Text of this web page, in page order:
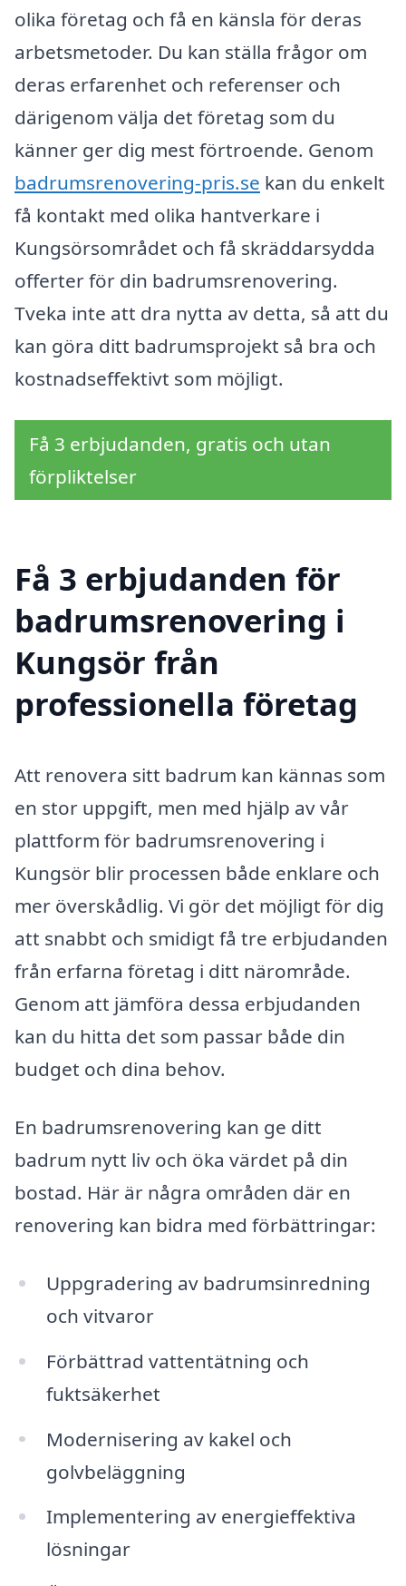
olika företag och få en känsla för deras
arbetsmetoder. Du kan ställa frågor om
deras erfarenhet och referenser och
därigenom välja det företag som du
känner ger dig mest förtroende. Genom
badrumsrenovering-pris.se kan du enkelt
få kontakt med olika hantverkare i
Kungsörsområdet och få skräddarsydda
offerter för din badrumsrenovering.
Tveka inte att dra nytta av detta, så att du
kan göra ditt badrumsprojekt så bra och
kostnadseffektivt som möjligt.
Få 3 erbjudanden, gratis och utan
förpliktelser
Få 3 erbjudanden för
badrumsrenovering i
Kungsör från
professionella företag
Att renovera sitt badrum kan kännas som
en stor uppgift, men med hjälp av vår
plattform för badrumsrenovering i
Kungsör blir processen både enklare och
mer överskådlig. Vi gör det möjligt för dig
att snabbt och smidigt få tre erbjudanden
från erfarna företag i ditt närområde.
Genom att jämföra dessa erbjudanden
kan du hitta det som passar både din
budget och dina behov.
En badrumsrenovering kan ge ditt
badrum nytt liv och öka värdet på din
bostad. Här är några områden där en
renovering kan bidra med förbättringar:
Uppgradering av badrumsinredning
och vitvaror
Förbättrad vattentätning och
fuktsäkerhet
Modernisering av kakel och
golvbeläggning
Implementering av energieffektiva
lösningar